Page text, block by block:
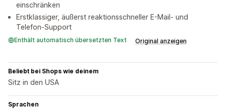
einschränken
Erstklassiger, äußerst reaktionsschneller E-Mail- und
Telefon-Support
Enthält automatisch übersetzten Text Original anzeigen
Beliebt bei Shops wie deinem
Sitz in den USA
Sprachen